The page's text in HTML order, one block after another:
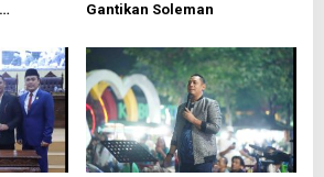
Gantikan Soleman